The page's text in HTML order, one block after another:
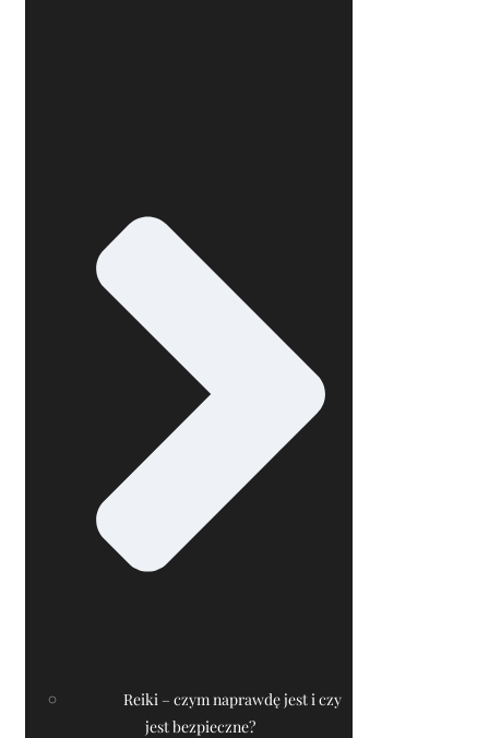
Reiki – czym naprawdę jest i czy
jest bezpieczne?